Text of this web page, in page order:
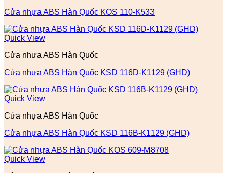
Cửa nhựa ABS Hàn Quốc KOS 110-K533
Quick View
Cửa nhựa ABS Hàn Quốc
Cửa nhựa ABS Hàn Quốc KSD 116D-K1129 (GHD)
Quick View
Cửa nhựa ABS Hàn Quốc
Cửa nhựa ABS Hàn Quốc KSD 116B-K1129 (GHD)
Quick View